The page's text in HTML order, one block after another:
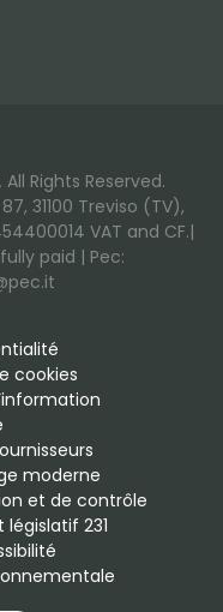
Rights Reserved.
31100 Treviso (TV),
VAT and CF.|
paid | Pec:
cookies
moderne
et de contrôle
231